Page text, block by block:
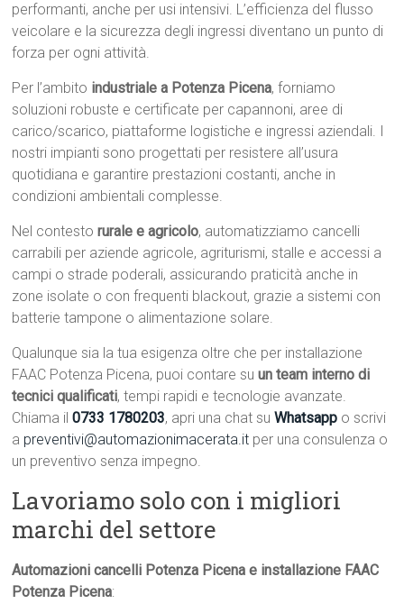
performanti, anche per usi intensivi. L’efficienza del flusso
veicolare e la sicurezza degli ingressi diventano un punto di
forza per ogni attività.
Per l’ambito industriale a Potenza Picena, forniamo
soluzioni robuste e certificate per capannoni, aree di
carico/scarico, piattaforme logistiche e ingressi aziendali. I
nostri impianti sono progettati per resistere all’usura
quotidiana e garantire prestazioni costanti, anche in
condizioni ambientali complesse.
Nel contestorurale e agricolo, automatizziamo cancelli
carrabili per aziende agricole, agriturismi, stalle e accessi a
campi o strade poderali, assicurando praticità anche in
zone isolate o con frequenti blackout, grazie a sistemi con
batterie tampone o alimentazione solare.
Qualunque sia la tua esigenza oltre che per installazione
FAAC Potenza Picena, puoi contare suun team interno di
tecnici qualificati, tempi rapidi e tecnologie avanzate.
Chiama il0733 1780203, apri una chat suWhatsapp o scrivi
a preventivi@automazionimacerata.it per una consulenza o
un preventivo senza impegno.
Lavoriamo solo con i migliori
marchi del settore
Automazioni cancelli Potenza Picena e installazione FAAC
Potenza Picena: